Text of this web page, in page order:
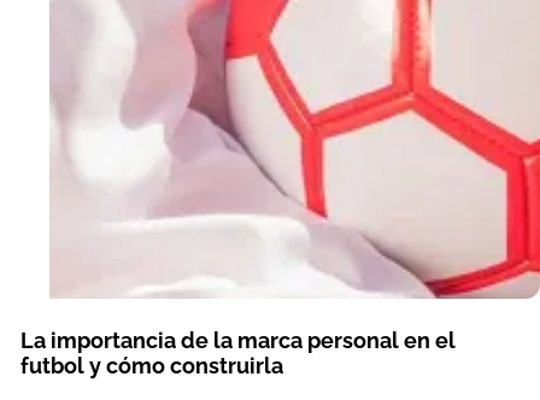
La importancia de la marca personal en el
futbol y cómo construirla